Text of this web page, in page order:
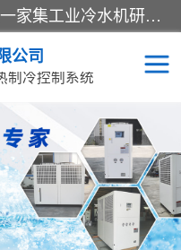
宿迁慈乌温控科技有限公司是一家集工业冷水机研发、制造、营销、服务于一体的技术生产型企业，经营范围包括：冷水机、螺杆式冷水机组、工业冷水机、水冷式冷水机、风冷式冷水机组、风冷螺杆式冷冻机组、冷冻机、注塑专用冷水机、混泥土专用冷水机、低温防爆冷水机组等。专业温控设备供应商 模温机/冷水机/导热油炉定制服务等
公司
制冷控制系统
模温机